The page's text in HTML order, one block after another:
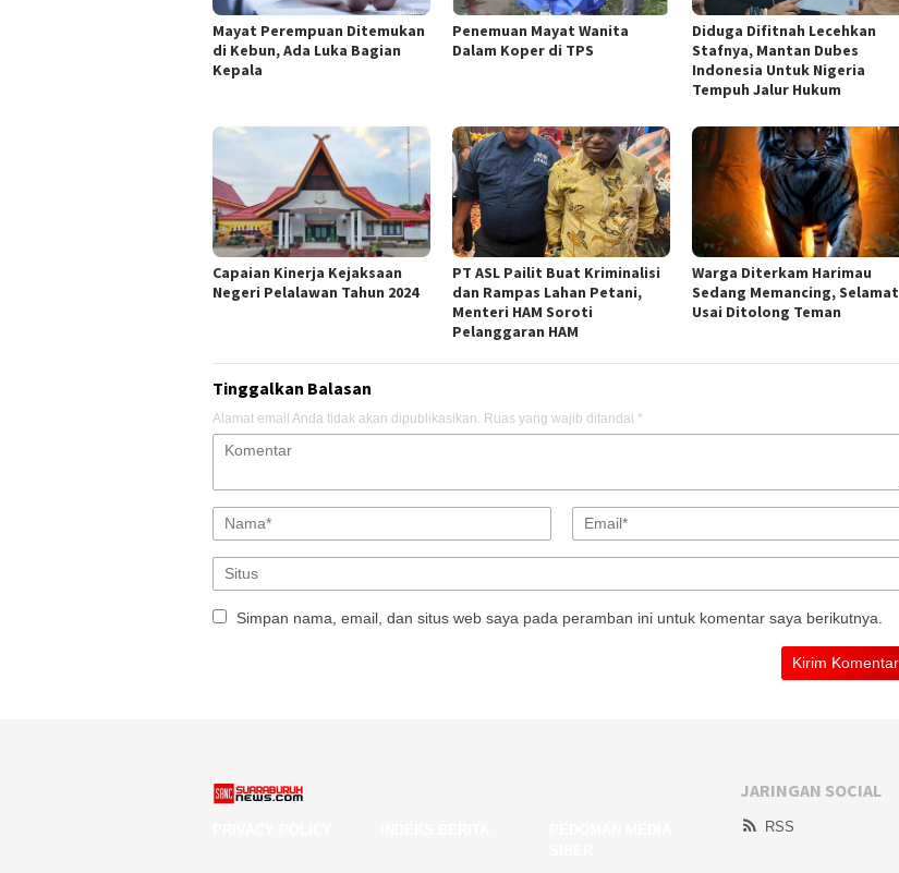
Mayat Perempuan Ditemukan
di Kebun, Ada Luka Bagian
Kepala
Penemuan Mayat Wanita
Dalam Koper di TPS
Diduga Difitnah Lecehkan
Stafnya, Mantan Dubes
Indonesia Untuk Nigeria
Tempuh Jalur Hukum
Capaian Kinerja Kejaksaan
Negeri Pelalawan Tahun 2024
PT ASL Pailit Buat Kriminalisi
dan Rampas Lahan Petani,
Menteri HAM Soroti
Pelanggaran HAM
Warga Diterkam Harimau
Sedang Memancing, Selamat
Usai Ditolong Teman
Tinggalkan Balasan
Alamat email Anda tidak akan dipublikasikan. Ruas yang wajib ditandai *
Simpan nama, email, dan situs web saya pada peramban ini untuk komentar saya berikutnya.
JARINGAN SOCIAL
RSS